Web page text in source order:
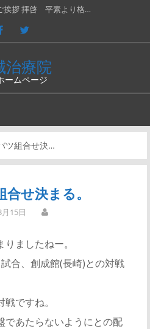
挨拶 拝啓 平素より格…
２日（土）は臨時休診…
５日（土）は臨時休…
日（土）、202…
治療院
ームページ
ツ組合せ決…
せ決まる。
15日
ましたねー。
合、創成館(長崎)との対戦
ですね。
であたらないようにとの配